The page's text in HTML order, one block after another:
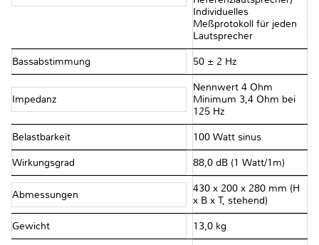
Individuelles
Meßprotokoll für jeden
Lautsprecher
Bassabstimmung 50 ± 2 Hz
Impedanz
Nennwert 4 Ohm
Minimum 3,4 Ohm bei
125 Hz
Belastbarkeit 100 Watt sinus
Wirkungsgrad 88,0 dB (1 Watt/1m)
Abmessungen
430 x 200 x 280 mm (H
x B x T, stehend)
Gewicht 13,0 kg